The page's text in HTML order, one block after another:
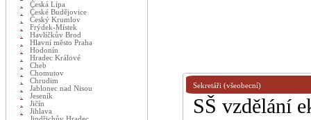
Sekretáři (všeobecní)
SŠ vzdělání
Česká Lípa
České Budějovice
Český Krumlov
Frýdek-Místek
Havlíčkův Brod
Hlavní město Praha
Hodonín
Hradec Králové
Cheb
Chomutov
Chrudim
Jablonec nad Nisou
Jeseník
Jičín
Jihlava